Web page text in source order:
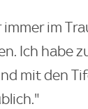
immer im
Ich habe
mit den